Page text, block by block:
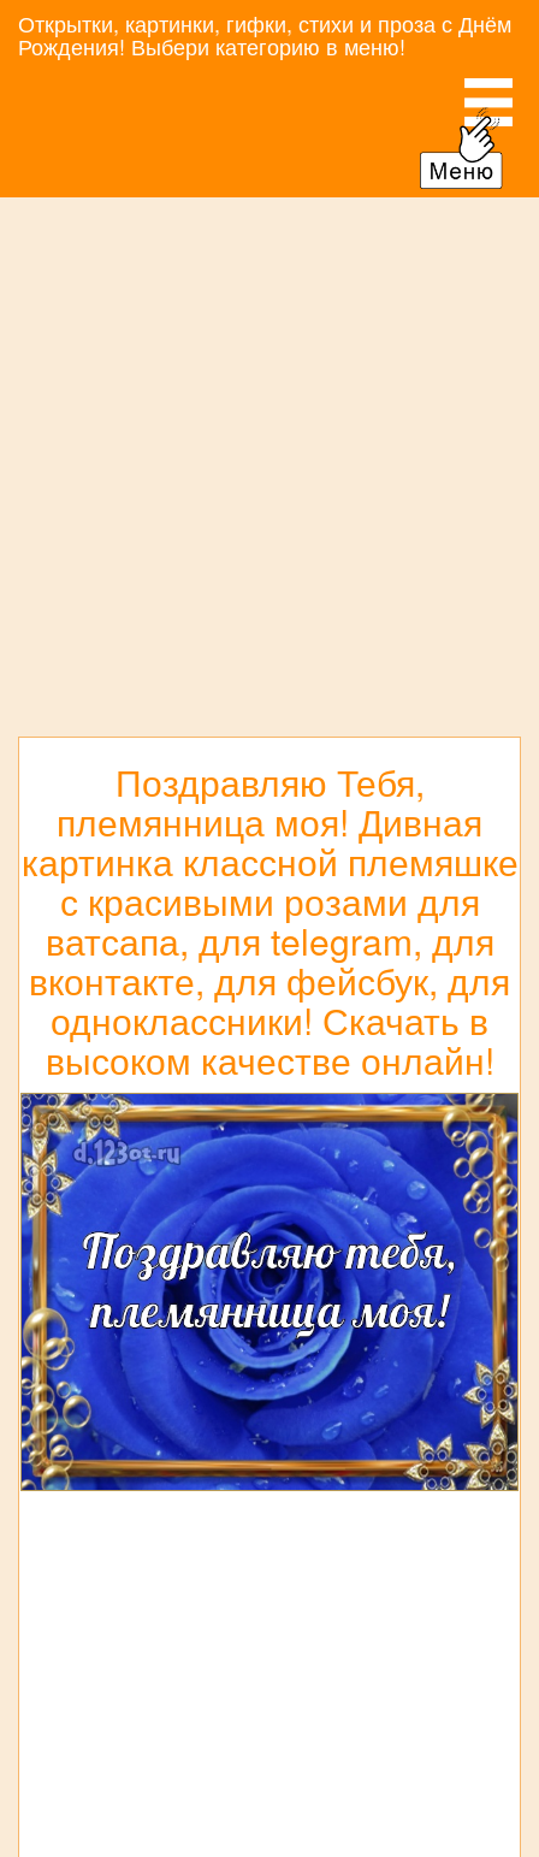
Открытки, картинки, гифки, стихи и проза с Днём
Рождения! Выбери категорию в меню!
Поздравляю Тебя,
племянница моя! Дивная
картинка классной племяшке
с красивыми розами для
ватсапа, для telegram, для
вконтакте, для фейсбук, для
одноклассники! Скачать в
высоком качестве онлайн!